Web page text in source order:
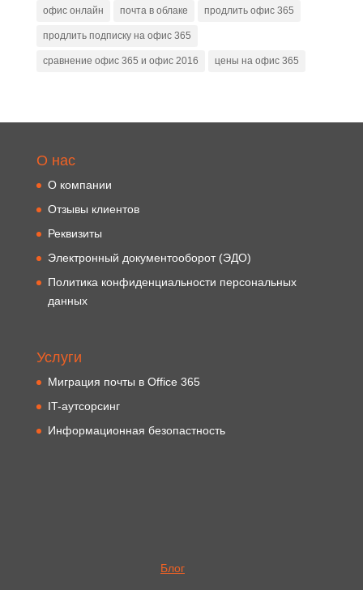
офис онлайн почта в облаке продлить офис 365
продлить подписку на офис 365
сравнение офис 365 и офис 2016 цены на офис 365
О нас
О компании
Отзывы клиентов
Реквизиты
Электронный документооборот (ЭДО)
Политика конфиденциальности персональных
данных
Услуги
Миграция почты в Office 365
IT-аутсорсинг
Информационная безопастность
Блог